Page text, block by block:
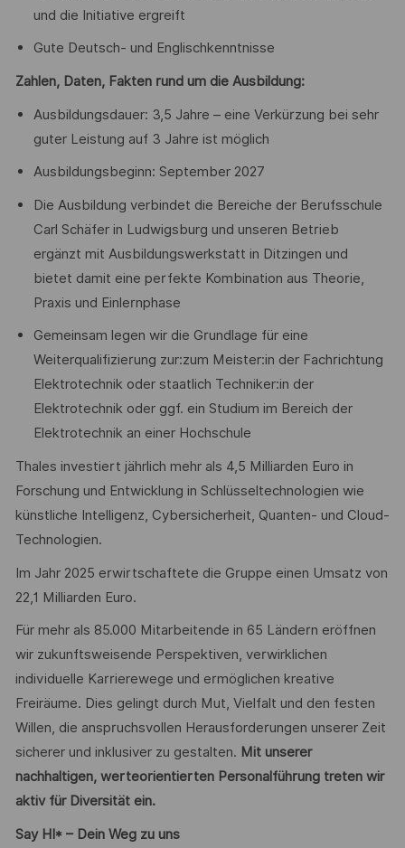
und die Initiative ergreift
Gute Deutsch- und Englischkenntnisse
Zahlen, Daten, Fakten rund um die Ausbildung:
Ausbildungsdauer: 3,5 Jahre – eine Verkürzung bei sehr
guter Leistung auf 3 Jahre ist möglich
Ausbildungsbeginn: September 2027
Die Ausbildung verbindet die Bereiche der Berufsschule
Carl Schäfer in Ludwigsburg und unseren Betrieb
ergänzt mit Ausbildungswerkstatt in Ditzingen und
bietet damit eine perfekte Kombination aus Theorie,
Praxis und Einlernphase
Gemeinsam legen wir die Grundlage für eine
Weiterqualifizierung zur:zum Meister:in der Fachrichtung
Elektrotechnik oder staatlich Techniker:in der
Elektrotechnik oder ggf. ein Studium im Bereich der
Elektrotechnik an einer Hochschule
Thales investiert jährlich mehr als 4,5 Milliarden Euro in
Forschung und Entwicklung in Schlüsseltechnologien wie
künstliche Intelligenz, Cybersicherheit, Quanten- und Cloud-
Technologien.
Im Jahr 2025 erwirtschaftete die Gruppe einen Umsatz von
22,1 Milliarden Euro.
Für mehr als 85.000 Mitarbeitende in 65 Ländern eröffnen
wir zukunftsweisende Perspektiven, verwirklichen
individuelle Karrierewege und ermöglichen kreative
Freiräume. Dies gelingt durch Mut, Vielfalt und den festen
Willen, die anspruchsvollen Herausforderungen unserer Zeit
sicherer und inklusiver zu gestalten. Mit unserer
nachhaltigen, werteorientierten Personalführung treten wir
aktiv für Diversität ein.
Say HI* – Dein Weg zu uns